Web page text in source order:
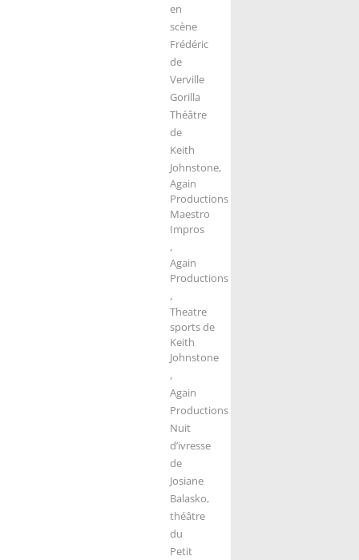
en
scène
Frédéric
de
Verville
Gorilla
Théâtre
de
Keith
Johnstone,
Again
Productions
Maestro
Impros
,
Again
Productions
,
Theatre
sports de
Keith
Johnstone
,
Again
Productions
Nuit
d’ivresse
de
Josiane
Balasko,
théâtre
du
Petit